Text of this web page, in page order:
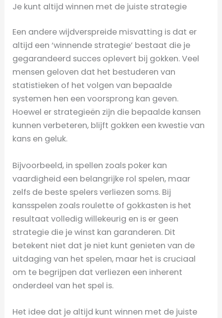
Je kunt altijd winnen met de juiste strategie
Een andere wijdverspreide misvatting is dat er
altijd een ‘winnende strategie’ bestaat die je
gegarandeerd succes oplevert bij gokken. Veel
mensen geloven dat het bestuderen van
statistieken of het volgen van bepaalde
systemen hen een voorsprong kan geven.
Hoewel er strategieën zijn die bepaalde kansen
kunnen verbeteren, blijft gokken een kwestie van
kans en geluk.
Bijvoorbeeld, in spellen zoals poker kan
vaardigheid een belangrijke rol spelen, maar
zelfs de beste spelers verliezen soms. Bij
kansspelen zoals roulette of gokkasten is het
resultaat volledig willekeurig en is er geen
strategie die je winst kan garanderen. Dit
betekent niet dat je niet kunt genieten van de
uitdaging van het spelen, maar het is cruciaal
om te begrijpen dat verliezen een inherent
onderdeel van het spel is.
Het idee dat je altijd kunt winnen met de juiste